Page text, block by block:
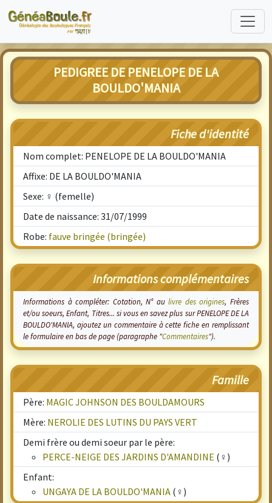
PEDIGREE DE PENELOPE DE LA
BOULDO'MANIA
Fiche d'identité
Nom complet: PENELOPE DE LA BOULDO'MANIA
Affixe: DE LA BOULDO'MANIA
Sexe: ♀ (femelle)
Date de naissance: 31/07/1999
Robe: fauve bringée (bringée)
Informations complémentaires
Informations à compléter: Cotation, N° aulivre des origines, Frères
et/ou soeurs, Enfant, Titres... si vous en savez plus sur PENELOPE DE LA
BOULDO'MANIA, ajoutez un commentaire à cette fiche en remplissant
le formulaire en bas de page (paragraphe "Commentaires").
Famille
Père: MAGIC JOHNSON DES BOULDAMOURS
Mère: NEROLIE DES LUTINS DU PAYS VERT
Demi frère ou demi soeur par le père:
PERCE-NEIGE DES JARDINS D'AMANDINE (♀)
Enfant:
UNGAYA DE LA BOULDO'MANIA (♀)